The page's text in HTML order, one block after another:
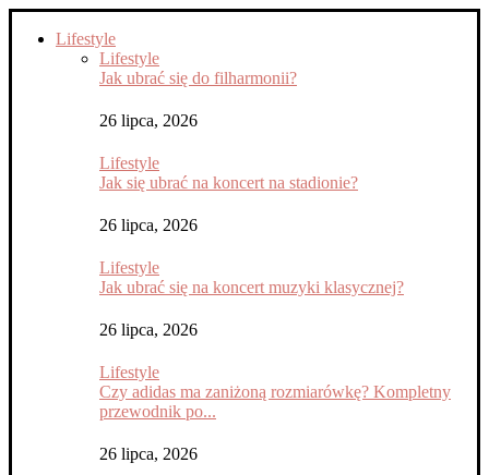
Lifestyle
Lifestyle
Jak ubrać się do filharmonii?
26 lipca, 2026
Lifestyle
Jak się ubrać na koncert na stadionie?
26 lipca, 2026
Lifestyle
Jak ubrać się na koncert muzyki klasycznej?
26 lipca, 2026
Lifestyle
Czy adidas ma zaniżoną rozmiarówkę? Kompletny
przewodnik po...
26 lipca, 2026